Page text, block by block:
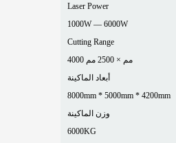
Laser Power
1000W — 6000W
Cutting Range
4000 مم × 2500 مم
أبعاد الماكينة
8000mm * 5000mm * 4200mm
وزن الماكينة
6000KG